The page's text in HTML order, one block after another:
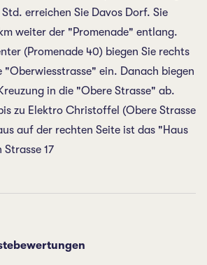
erreichen Sie Davos Dorf. Sie
weiter der "Promenade" entlang.
(Promenade 40) biegen Sie rechts
"Oberwiesstrasse" ein. Danach biegen
in die "Obere Strasse" ab.
zu Elektro Christoffel (Obere Strasse
auf der rechten Seite ist das "Haus
17